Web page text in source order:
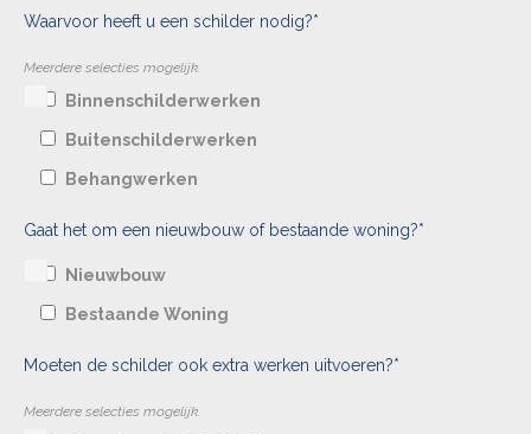
Waarvoor heeft u een schilder nodig?*
Meerdere selecties mogelijk.
Binnenschilderwerken
Buitenschilderwerken
Behangwerken
Gaat het om een nieuwbouw of bestaande woning?*
Nieuwbouw
Bestaande Woning
Moeten de schilder ook extra werken uitvoeren?*
Meerdere selecties mogelijk.